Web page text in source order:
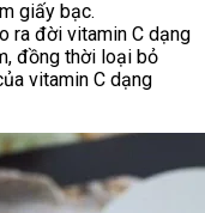
giấy bạc.
ra đời vitamin C dạng
đồng thời loại bỏ
vitamin C dạng